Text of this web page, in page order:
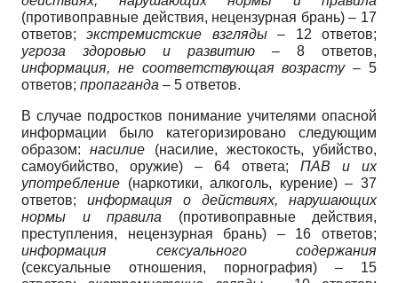
(противоправные действия, нецензурная брань) – 17
ответов;экстремистские взгляды– 12 ответов;
угроза здоровью и развитию – 8 ответов,
информация, не соответствующая возрасту– 5
ответов; пропаганда – 5 ответов.
В случае подростков понимание учителями опасной
информации было категоризировано следующим
образом:насилие (насилие, жестокость, убийство,
самоубийство, оружие) – 64 ответа; ПАВ и их
употребление (наркотики, алкоголь, курение) – 37
ответов; информация о действиях, нарушающих
нормы и правила (противоправные действия,
преступления, нецензурная брань) – 16 ответов;
информация сексуального содержания
(сексуальные отношения, порнография) – 15